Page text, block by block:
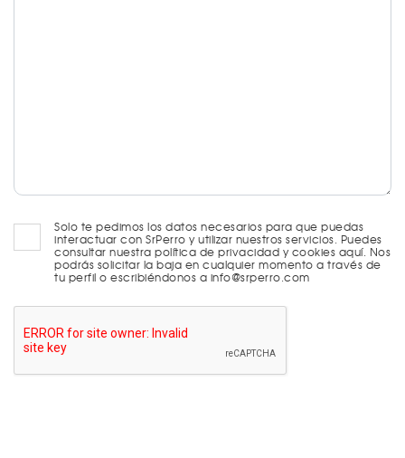
Solo te pedimos los datos necesarios para que puedas
interactuar con SrPerro y utilizar nuestros servicios. Puedes
consultar nuestra política de privacidad y cookies aquí. Nos
podrás solicitar la baja en cualquier momento a través de
tu perfil o escribiéndonos a info@srperro.com